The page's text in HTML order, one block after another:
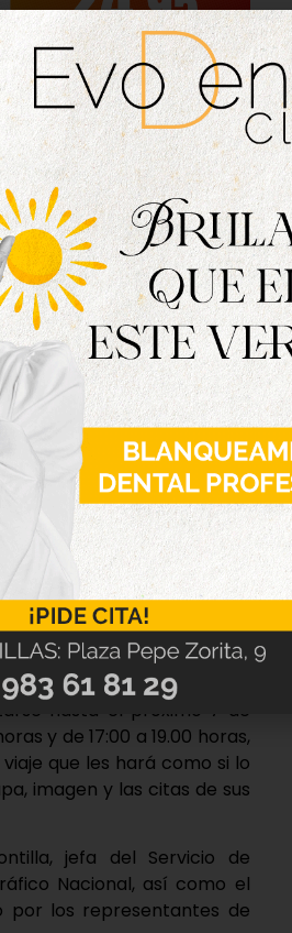
cartas náuticas,
realiza un recorrido
desde sus antecedentes y
del mismo.
inició en 1519 y finalizó en
ser comparable con hitos
fue impulsada y
de Magallanes, y
de Guetaria, una vez
hasta el próximo 7 de
y de 17:00 a 19.00 horas,
que les hará como si lo
imagen y las citas de sus
jefa del Servicio de
Nacional, así como el
por los representantes de